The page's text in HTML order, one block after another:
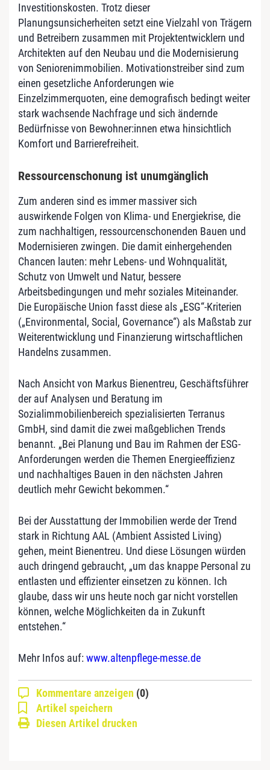
Investitionskosten. Trotz dieser
Planungsunsicherheiten setzt eine Vielzahl von Trägern
und Betreibern zusammen mit Projektentwicklern und
Architekten auf den Neubau und die Modernisierung
von Seniorenimmobilien. Motivationstreiber sind zum
einen gesetzliche Anforderungen wie
Einzelzimmerquoten, eine demografisch bedingt weiter
stark wachsende Nachfrage und sich ändernde
Bedürfnisse von Bewohner:innen etwa hinsichtlich
Komfort und Barrierefreiheit.
Ressourcenschonung ist unumgänglich
Zum anderen sind es immer massiver sich
auswirkende Folgen von Klima- und Energiekrise, die
zum nachhaltigen, ressourcenschonenden Bauen und
Modernisieren zwingen. Die damit einhergehenden
Chancen lauten: mehr Lebens- und Wohnqualität,
Schutz von Umwelt und Natur, bessere
Arbeitsbedingungen und mehr soziales Miteinander.
Die Europäische Union fasst diese als „ESG“-Kriterien
(„Environmental, Social, Governance“) als Maßstab zur
Weiterentwicklung und Finanzierung wirtschaftlichen
Handelns zusammen.
Nach Ansicht von Markus Bienentreu, Geschäftsführer
der auf Analysen und Beratung im
Sozialimmobilienbereich spezialisierten Terranus
GmbH, sind damit die zwei maßgeblichen Trends
benannt. „Bei Planung und Bau im Rahmen der ESG-
Anforderungen werden die Themen Energieeffizienz
und nachhaltiges Bauen in den nächsten Jahren
deutlich mehr Gewicht bekommen.“
Bei der Ausstattung der Immobilien werde der Trend
stark in Richtung AAL (Ambient Assisted Living)
gehen, meint Bienentreu. Und diese Lösungen würden
auch dringend gebraucht, „um das knappe Personal zu
entlasten und effizienter einsetzen zu können. Ich
glaube, dass wir uns heute noch gar nicht vorstellen
können, welche Möglichkeiten da in Zukunft
entstehen.“
Mehr Infos auf:www.altenpflege-messe.de
Kommentare anzeigen (0)
Artikel speichern
Diesen Artikel drucken